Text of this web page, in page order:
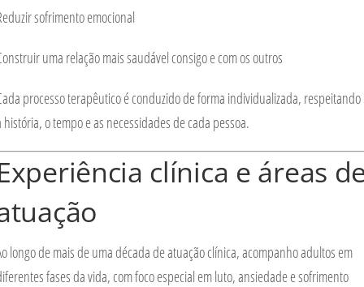
sofrimento emocional
uma relação mais saudável consigo e com os outros
processo terapêutico é conduzido de forma individualizada, respeitando
história, o tempo e as necessidades de cada pessoa.
clínica e áreas
longo de mais de uma década de atuação clínica, acompanho adultos em
fases da vida, com foco especial emluto, ansiedade e sofrimento